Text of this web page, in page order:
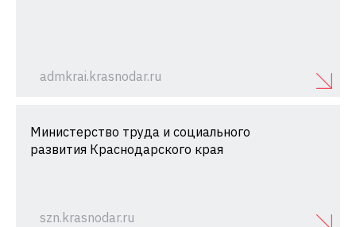
admkrai.krasnodar.ru
Министерство труда и социального
развития Краснодарского края
szn.krasnodar.ru